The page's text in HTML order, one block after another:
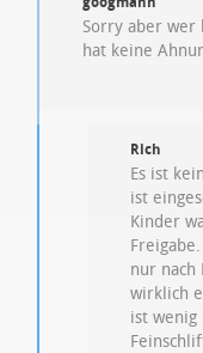
Sorry aber
hat keine
Rich
Es ist
ist
Kinder
nur nach
wirklich
ist